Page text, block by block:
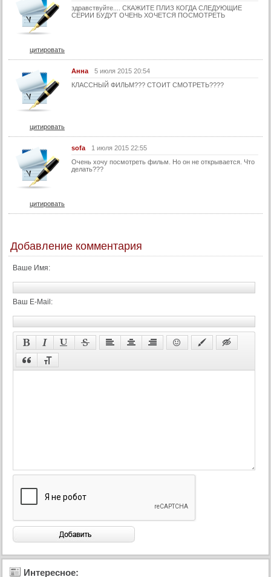
45 серия
46 серия
49 серия
50 серия
51 серия
52 серия
54 серия
55 серия
59 серия
62 серия
64 серия
65 серия
66 серия
78 серия
здравствуйте.... СКАЖИТЕ ПЛИЗ КОГДА СЛЕДУЮЩИЕ
СЕРИИ БУДУТ ОЧЕНЬ ХОЧЕТСЯ ПОСМОТРЕТЬ
цитировать
Анна
5 июля 2015 20:54
КЛАССНЫЙ ФИЛЬМ??? СТОИТ СМОТРЕТЬ????
цитировать
sofa
1 июля 2015 22:55
Очень хочу посмотреть фильм. Но он не открывается. Что
делать???
цитировать
Добавление комментария
Ваше Имя:
Ваш E-Mail:
Интересное: